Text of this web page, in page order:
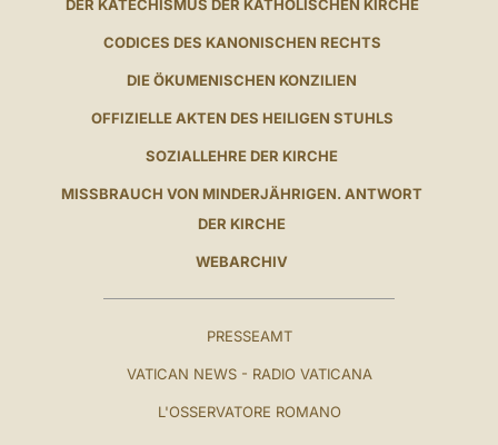
DER KATECHISMUS DER KATHOLISCHEN KIRCHE
CODICES DES KANONISCHEN RECHTS
DIE ÖKUMENISCHEN KONZILIEN
OFFIZIELLE AKTEN DES HEILIGEN STUHLS
SOZIALLEHRE DER KIRCHE
MISSBRAUCH VON MINDERJÄHRIGEN. ANTWORT
DER KIRCHE
WEBARCHIV
PRESSEAMT
VATICAN NEWS - RADIO VATICANA
L'OSSERVATORE ROMANO